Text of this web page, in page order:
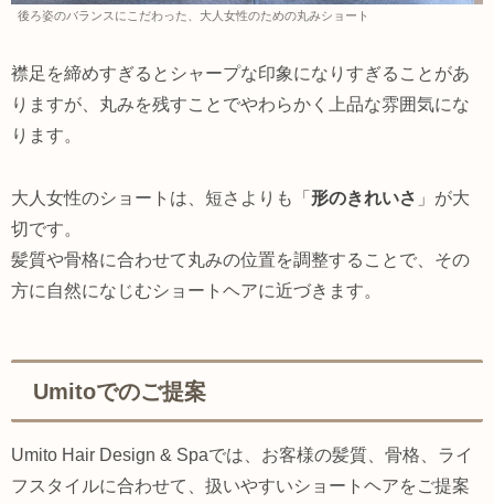
後ろ姿のバランスにこだわった、大人女性のための丸みショート
襟足を締めすぎるとシャープな印象になりすぎることがあ
りますが、丸みを残すことでやわらかく上品な雰囲気にな
ります。
大人女性のショートは、短さよりも「 形のきれいさ 」が大
切です。
髪質や骨格に合わせて丸みの位置を調整することで、その
方に自然になじむショートヘアに近づきます。
Umitoでのご提案
Umito Hair Design & Spaでは、お客様の髪質、骨格、ライ
フスタイルに合わせて、扱いやすいショートヘアをご提案